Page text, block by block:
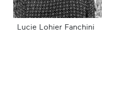
Lucie Lohier Fanchini